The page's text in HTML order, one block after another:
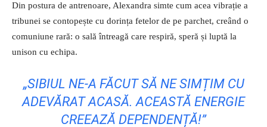
Din postura de antrenoare, Alexandra simte cum acea vibrație a
tribunei se contopește cu dorința fetelor de pe parchet, creând o
comuniune rară: o sală întreagă care respiră, speră și luptă la
unison cu echipa.
„SIBIUL NE-A FĂCUT SĂ NE SIMȚIM CU
ADEVĂRAT ACASĂ. ACEASTĂ ENERGIE
CREEAZĂ DEPENDENȚĂ!”